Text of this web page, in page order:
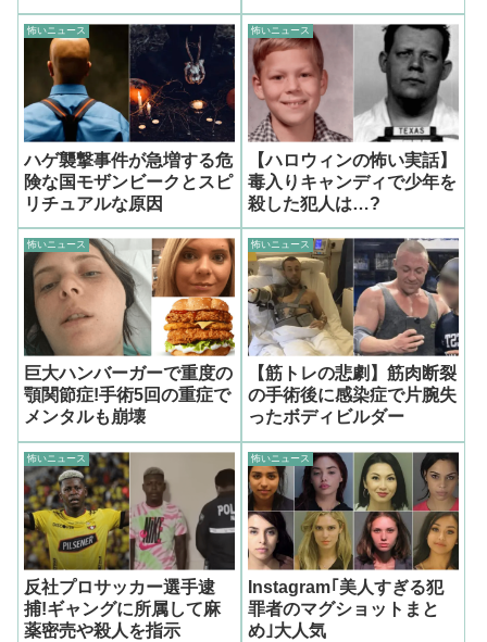
怖いニュース
ハゲ襲撃事件が急増する危
険な国モザンビークとスピ
リチュアルな原因
怖いニュース
【ハロウィンの怖い実話】
毒入りキャンディで少年を
殺した犯人は…?
怖いニュース
巨大ハンバーガーで重度の
顎関節症!手術5回の重症で
メンタルも崩壊
怖いニュース
【筋トレの悲劇】筋肉断裂
の手術後に感染症で片腕失
ったボディビルダー
怖いニュース
反社プロサッカー選手逮
捕!ギャングに所属して麻
薬密売や殺人を指示
怖いニュース
Instagram｢美人すぎる犯
罪者のマグショットまと
め｣大人気